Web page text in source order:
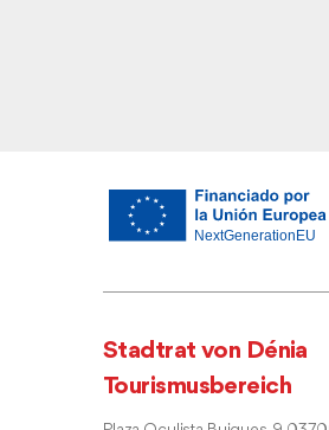
Stadtrat von Dénia
Tourismusbereich